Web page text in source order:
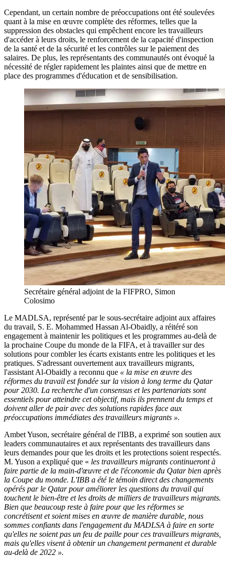
Cependant, un certain nombre de préoccupations ont été soulevées
quant à la mise en œuvre complète des réformes, telles que la
suppression des obstacles qui empêchent encore les travailleurs
d'accéder à leurs droits, le renforcement de la capacité d'inspection
de la santé et de la sécurité et les contrôles sur le paiement des
salaires. De plus, les représentants des communautés ont évoqué la
nécessité de régler rapidement les plaintes ainsi que de mettre en
place des programmes d'éducation et de sensibilisation.
Secrétaire général adjoint de la FIFPRO, Simon
Colosimo
Le MADLSA, représenté par le sous-secrétaire adjoint aux affaires
du travail, S. E. Mohammed Hassan Al-Obaidly, a réitéré son
engagement à maintenir les politiques et les programmes au-delà de
la prochaine Coupe du monde de la FIFA, et à travailler sur des
solutions pour combler les écarts existants entre les politiques et les
pratiques. S'adressant ouvertement aux travailleurs migrants,
l'assistant Al-Obaidly a reconnu que « la mise en œuvre des
réformes du travail est fondée sur la vision à long terme du Qatar
pour 2030. La recherche d'un consensus et les partenariats sont
essentiels pour atteindre cet objectif, mais ils prennent du temps et
doivent aller de pair avec des solutions rapides face aux
préoccupations immédiates des travailleurs migrants ».
Ambet Yuson, secrétaire général de l'IBB, a exprimé son soutien aux
leaders communautaires et aux représentants des travailleurs dans
leurs demandes pour que les droits et les protections soient respectés.
M. Yuson a expliqué que « les travailleurs migrants continueront à
faire partie de la main-d'œuvre et de l'économie du Qatar bien après
la Coupe du monde. L'IBB a été le témoin direct des changements
opérés par le Qatar pour améliorer les questions du travail qui
touchent le bien-être et les droits de milliers de travailleurs migrants.
Bien que beaucoup reste à faire pour que les réformes se
concrétisent et soient mises en œuvre de manière durable, nous
sommes confiants dans l'engagement du MADLSA à faire en sorte
qu'elles ne soient pas un feu de paille pour ces travailleurs migrants,
mais qu'elles visent à obtenir un changement permanent et durable
au-delà de 2022 ».